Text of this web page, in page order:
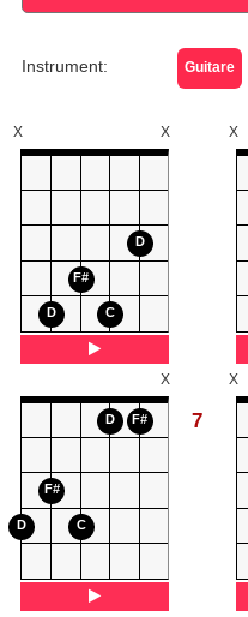
Instrument: Guitare
D
F#
C
D
X X X
D
F#
C
D F#
X
7
X